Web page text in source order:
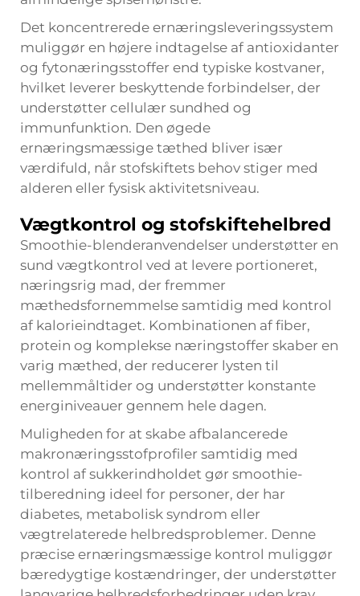
Det koncentrerede ernæringsleveringssystem
muliggør en højere indtagelse af antioxidanter
og fytonæringsstoffer end typiske kostvaner,
hvilket leverer beskyttende forbindelser, der
understøtter cellulær sundhed og
immunfunktion. Den øgede
ernæringsmæssige tæthed bliver især
værdifuld, når stofskiftets behov stiger med
alderen eller fysisk aktivitetsniveau.
Vægtkontrol og stofskiftehelbred
Smoothie-blenderanvendelser understøtter en
sund vægtkontrol ved at levere portioneret,
næringsrig mad, der fremmer
mæthedsfornemmelse samtidig med kontrol
af kalorieindtaget. Kombinationen af fiber,
protein og komplekse næringstoffer skaber en
varig mæthed, der reducerer lysten til
mellemmåltider og understøtter konstante
energiniveauer gennem hele dagen.
Muligheden for at skabe afbalancerede
makronæringsstofprofiler samtidig med
kontrol af sukkerindholdet gør smoothie-
tilberedning ideel for personer, der har
diabetes, metabolisk syndrom eller
vægtrelaterede helbredsproblemer. Denne
præcise ernæringsmæssige kontrol muliggør
bæredygtige kostændringer, der understøtter